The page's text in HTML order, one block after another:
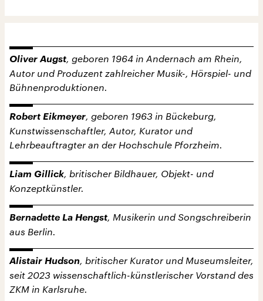
Oliver Augst, geboren 1964 in Andernach am Rhein,
Autor und Produzent zahlreicher Musik-, Hörspiel- und
Bühnenproduktionen.
Robert Eikmeyer, geboren 1963 in Bückeburg,
Kunstwissenschaftler, Autor, Kurator und
Lehrbeauftragter an der Hochschule Pforzheim.
Liam Gillick, britischer Bildhauer, Objekt- und
Konzeptkünstler.
Bernadette La Hengst, Musikerin und Songschreiberin
aus Berlin.
Alistair Hudson, britischer Kurator und Museumsleiter,
seit 2023 wissenschaftlich-künstlerischer Vorstand des
ZKM in Karlsruhe.